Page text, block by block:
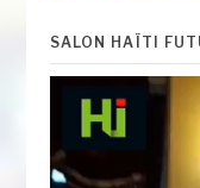
SALON HAÏTI